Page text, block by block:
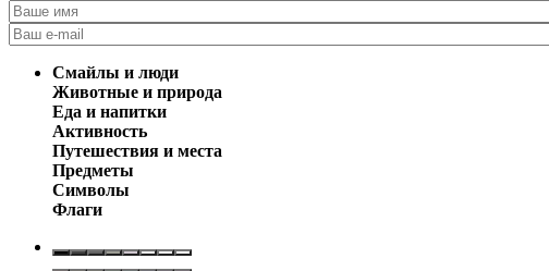
Смайлы и люди
Животные и природа
Еда и напитки
Активность
Путешествия и места
Предметы
Символы
Флаги